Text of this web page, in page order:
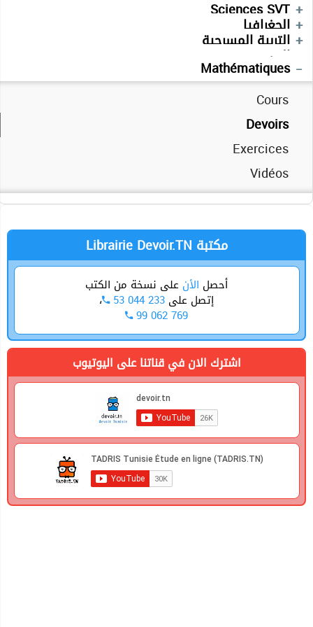
Français
Sciences SVT
الجغرافيا
Devoirs
التربية المسرحية
Devoirs
Technologie
Séries
العربية
Cours
Devoirs
Anglais
Devoirs
Séries
Mathématiques
Cours
Devoirs
Exercices
Vidéos
Librairie Devoir.TN مكتبة
أحصل الأن على نسخة من الكتب
إتصل على 53 044 233 ،
99 062 769
اشترك الان في قناتنا على اليوتيوب